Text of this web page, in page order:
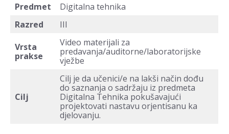
Predmet
Digitalna tehnika
Razred
III
Vrsta
prakse
Video materijali za
predavanja/auditorne/laboratorijske
vježbe
Cilj
Cilj je da učenici/e na lakši način dođu
do saznanja o sadržaju iz predmeta
Digitalna Tehnika pokušavajući
projektovati nastavu orjentisanu ka
djelovanju.